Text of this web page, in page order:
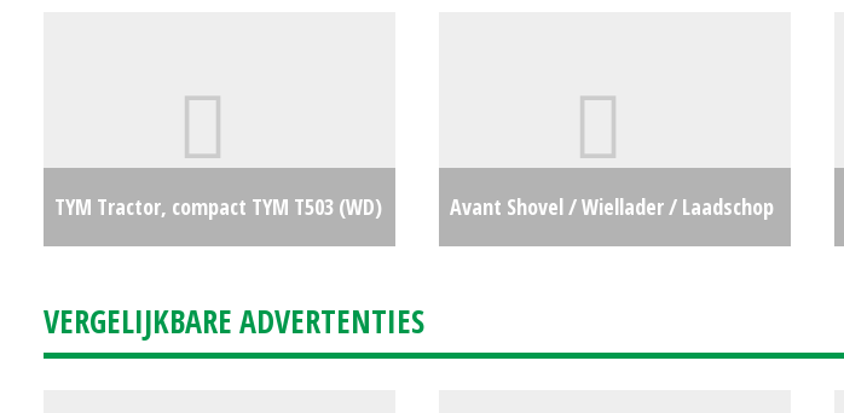
TYM Tractor, compact TYM T503 (WD)
Avant Shovel / Wiellader / Laadschop
VERGELIJKBARE ADVERTENTIES